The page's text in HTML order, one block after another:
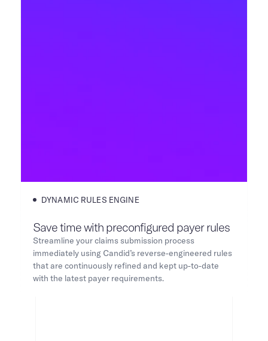
DYNAMIC RULES ENGINE​​​​‌ ‍ ​‍​‍‌‍ ‌ ​‍‌‍‍‌‌‍‌ ‌‍‍‌‌‍ ‍​‍​‍​ ‍‍​‍​‍‌ ​ ‌‍​‌‌‍ ‍‌‍‍‌‌ ‌​‌ ‍‌​‍ ‍‌‍‍‌‌‍ ​‍​‍​‍ ​​‍​‍‌‍‍​‌ ​‍‌‍‌‌‌‍‌‍​‍​‍​ ‍‍​‍​‍‌‍‍​‌ ‌​‌ ‌​‌ ​​​ ‍‍​‍ ​‍ ‌‍ ​‌‍ ‌‍​ ‌‍​‌‌‍ ​‌‍‍​‌‍ ‌ ​ ‌ ‌​​ ‍‍​ ​ ​ ​ ​ ​ ​ ​ ​‍ ‌‍‍‌‌‍ ‍‌ ‌​‌‍‌‌‌‍ ‍‌ ‌​​‍ ‌‍‌‌‌‍‌​‌‍‍‌‌ ‌​​‍ ‌‍ ‌‌‍ ‌‍‌​‌‍‌‌​ ‌‌ ​​‌ ​‍‌‍‌‌‌ ​ ‌‍‌‌‌‍ ‍‌ ‌​‌‍​‌‌ ‌​‌‍‍‌‌‍ ‌‍ ‍​ ‍ ‌‍‍‌‌‍‌​​ ‌​ ​‌​ ‌ ​ ​ ‌‍‌​‌‍‌​​ ​​​ ‌‍​ ‌​​‍ ‌​ ​​​ ​ ​ ​​‌‍​‌​‍ ‌​ ‌​‌‍​‍​ ‌​‌‍​‍​‍ ‌​ ‍‌​ ​‍​ ‍‌​ ‍‌​‍ ‌​ ​​​ ‍​‌‍​ ​ ​​‌‍‌‌​ ‌‍​ ‍‌‌‍‌‍‌‍‌‍​ ‌‌‌‍‌​​ ‌ ​ ‍ ‌ ‌​‌ ‍‌‌ ​​‌‍‌‌​ ‌‌ ​​‌‍​‌‌‍‌ ‌‍‌‌​ ‍ ‌ ​​‌‍​‌‌ ‌​‌‍‍​​ ‌‌‍ ‌‌‍ ‌‍‌​‌ ‌‌‌‍ ​‌‍‌‌‌ ​ ​‍‌‌​ ‌‌‌​​‍‌‌ ‌‍‍ ‌‍‌‌‌ ‍‌​‍‌‌​ ​ ‌​‌​​‍‌‌​ ​ ‌​‌​​‍‌‌​ ​‍​ ​‍​ ‌‍​ ‍​‌‍​‌​ ​‍​ ​‍​ ​​‌‍‌‍​ ‌‌​ ​‌​ ‌‌​ ​ ​ ‌‍​‍‌‌​ ​‍​ ​‍​‍‌‌​ ‌‌‌​‌​​‍ ‍‌‍‌‍‌‍‌‌‌‍​‌‌ ‌​‌ ‌‌‌ ​‍‌‍‌‌‌ ​ ​‍‌‌​ ‌‌‌​​‍‌‌ ‌‍‍ ‌‍‌‌‌ ‍‌​‍‌‌​ ​ ‌​‌​​‍‌‌​ ​ ‌​‌​​‍‌‌​ ​‍​ ​‍​ ‌‌​ ​ ​ ​‌​ ‍​‌‍‌​​ ​​​ ‌‌​ ​ ‌‍‌​‌‍​‌​ ‌​​ ​‌​‍‌‌​ ​‍​ ​‍​‍‌‌​ ‌‌‌​‌​​‍ ‍‌‍‌‌‌ ‍‌‌‍‌‌‌‍​‍‌ ​‍‌‍ ‌ ‌ ​ ‌‍​‍‌‍​‌‌ ​ ‌‍‌‌‌‌‌‌‌ ​‍‌‍ ​​ ‌‌‍‍​‌ ‌​‌ ‌​‌ ​​​‍‌‌​ ​ ‌​​‌​‍‌‌​ ​‍‌​‌‍​‍‌‌​ ​‍‌​‌‍‌‍ ​‌‍ ‌‍​ ‌‍​‌‌‍ ​‌‍‍​‌‍ ‌ ​ ‌ ‌​​‍‌‌​ ​ ‌​​‌​ ​ ​ ​ ​ ​ ​ ​ ​‍‌‍‌‍‍‌‌‍‌​​ ‌​ ​‌​ ‌ ​ ​ ‌‍‌​‌‍‌​​ ​​​ ‌‍​ ‌​​‍ ‌​ ​​​ ​ ​ ​​‌‍​‌​‍ ‌​ ‌​‌‍​‍​ ‌​‌‍​‍​‍ ‌​ ‍‌​ ​‍​ ‍‌​ ‍‌​‍ ‌​ ​​​ ‍​‌‍​ ​ ​​‌‍‌‌​ ‌‍​ ‍‌‌‍‌‍‌‍‌‍​ ‌‌‌‍‌​​ ‌ ​‍‌‍‌ ‌​‌ ‍‌‌ ​​‌‍‌‌​ ‌‌ ​​‌‍​‌‌‍‌ ‌‍‌‌​‍‌‍‌ ​​‌‍​‌‌ ‌​‌‍‍​​ ‌‌‍ ‌‌‍ ‌‍‌​‌ ‌‌‌‍ ​‌‍‌‌‌ ​ ​‍‌‌​ ‌‌‌​​‍‌‌ ‌‍‍ ‌‍‌‌‌ ‍‌​‍‌‌​ ​ ‌​‌​​‍‌‌​ ​ ‌​‌​​‍‌‌​ ​‍​ ​‍​ ‌‍​ ‍​‌‍​‌​ ​‍​ ​‍​ ​​‌‍‌‍​ ‌‌​ ​‌​ ‌‌​ ​ ​ ‌‍​‍‌‌​ ​‍​ ​‍​‍‌‌​ ‌‌‌​‌​​‍ ‍‌‍‌‍‌‍‌‌‌‍​‌‌ ‌​‌ ‌‌‌ ​‍‌‍‌‌‌ ​ ​‍‌‌​ ‌‌‌​​‍‌‌ ‌‍‍ ‌‍‌‌‌ ‍‌​‍‌‌​ ​ ‌​‌​​‍‌‌​ ​ ‌​‌​​‍‌‌​ ​‍​ ​‍​ ‌‌​ ​ ​ ​‌​ ‍​‌‍‌​​ ​​​ ‌‌​ ​ ‌‍‌​‌‍​‌​ ‌​​ ​‌​‍‌‌​ ​‍​ ​‍​‍‌‌​ ‌‌‌​‌​​‍ ‍‌‍‌‌‌ ‍‌‌‍‌‌‌‍​‍‌ ​‍‌‍ ‌ ‌ ​‍‌‍‌ ​​‌‍‌‌‌ ​‍‌ ​ ‌ ​​‌‍‌‌‌‍​ ‌ ‌​‌‍‍‌‌ ‌‍‌‍‌‌​ ‌‌ ​​‌ ‌‌‌‍​‍‌‍ ​‌‍‍‌‌ ​ ‌‍‍​‌‍‌‌‌‍‌​​‍​‍‌ ‌
Save time with preconfigured payer rules​​​​‌ ‍ ​‍​‍‌‍ ‌ ​‍‌‍‍‌‌‍‌ ‌‍‍‌‌‍ ‍​‍​‍​ ‍‍​‍​‍‌ ​ ‌‍​‌‌‍ ‍‌‍‍‌‌ ‌​‌ ‍‌​‍ ‍‌‍‍‌‌‍ ​‍​‍​‍ ​​‍​‍‌‍‍​‌ ​‍‌‍‌‌‌‍‌‍​‍​‍​ ‍‍​‍​‍‌‍‍​‌ ‌​‌ ‌​‌ ​​​ ‍‍​‍ ​‍ ‌‍ ​‌‍ ‌‍​ ‌‍​‌‌‍ ​‌‍‍​‌‍ ‌ ​ ‌ ‌​​ ‍‍​ ​ ​ ​ ​ ​ ​ ​ ​‍ ‌‍‍‌‌‍ ‍‌ ‌​‌‍‌‌‌‍ ‍‌ ‌​​‍ ‌‍‌‌‌‍‌​‌‍‍‌‌ ‌​​‍ ‌‍ ‌‌‍ ‌‍‌​‌‍‌‌​ ‌‌ ​​‌ ​‍‌‍‌‌‌ ​ ‌‍‌‌‌‍ ‍‌ ‌​‌‍​‌‌ ‌​‌‍‍‌‌‍ ‌‍ ‍​ ‍ ‌‍‍‌‌‍‌​​ ‌​ ​‌​ ‌ ​ ​ ‌‍‌​‌‍‌​​ ​​​ ‌‍​ ‌​​‍ ‌​ ​​​ ​ ​ ​​‌‍​‌​‍ ‌​ ‌​‌‍​‍​ ‌​‌‍​‍​‍ ‌​ ‍‌​ ​‍​ ‍‌​ ‍‌​‍ ‌​ ​​​ ‍​‌‍​ ​ ​​‌‍‌‌​ ‌‍​ ‍‌‌‍‌‍‌‍‌‍​ ‌‌‌‍‌​​ ‌ ​ ‍ ‌ ‌​‌ ‍‌‌ ​​‌‍‌‌​ ‌‌ ​​‌‍​‌‌‍‌ ‌‍‌‌​ ‍ ‌ ​​‌‍​‌‌ ‌​‌‍‍​​ ‌‌‍ ‌‌‍ ‌‍‌​‌ ‌‌‌‍ ​‌‍‌‌‌ ​ ​‍‌‌​ ‌‌‌​​‍‌‌ ‌‍‍ ‌‍‌‌‌ ‍‌​‍‌‌​ ​ ‌​‌​​‍‌‌​ ​ ‌​‌​​‍‌‌​ ​‍​ ​‍​ ‌‍​ ‍​‌‍​‌​ ​‍​ ​‍​ ​​‌‍‌‍​ ‌‌​ ​‌​ ‌‌​ ​ ​ ‌‍​‍‌‌​ ​‍​ ​‍​‍‌‌​ ‌‌‌​‌​​‍ ‍‌‍‌‍‌‍‌‌‌‍​‌‌ ‌​‌ ‌‌‌ ​‍‌‍‌‌‌ ​ ​‍‌‌​ ‌‌‌​​‍‌‌ ‌‍‍ ‌‍‌‌‌ ‍‌​‍‌‌​ ​ ‌​‌​​‍‌‌​ ​ ‌​‌​​‍‌‌​ ​‍​ ​‍​ ‌‌​ ​ ​ ​‌​ ‍​‌‍‌​​ ​​​ ‌‌​ ​ ‌‍‌​‌‍​‌​ ‌​​ ​‌​‍‌‌​ ​‍​ ​‍​‍‌‌​ ‌‌‌​‌​​‍ ‍‌ ‌​‌‍‍‌‌ ‌​‌‍ ​‌‍‌‌​ ‌‍​‍‌‍​‌‌ ​ ‌‍‌‌‌‌‌‌‌ ​‍‌‍ ​​ ‌‌‍‍​‌ ‌​‌ ‌​‌ ​​​‍‌‌​ ​ ‌​​‌​‍‌‌​ ​‍‌​‌‍​‍‌‌​ ​‍‌​‌‍‌‍ ​‌‍ ‌‍​ ‌‍​‌‌‍ ​‌‍‍​‌‍ ‌ ​ ‌ ‌​​‍‌‌​ ​ ‌​​‌​ ​ ​ ​ ​ ​ ​ ​ ​‍‌‍‌‍‍‌‌‍‌​​ ‌​ ​‌​ ‌ ​ ​ ‌‍‌​‌‍‌​​ ​​​ ‌‍​ ‌​​‍ ‌​ ​​​ ​ ​ ​​‌‍​‌​‍ ‌​ ‌​‌‍​‍​ ‌​‌‍​‍​‍ ‌​ ‍‌​ ​‍​ ‍‌​ ‍‌​‍ ‌​ ​​​ ‍​‌‍​ ​ ​​‌‍‌‌​ ‌‍​ ‍‌‌‍‌‍‌‍‌‍​ ‌‌‌‍‌​​ ‌ ​‍‌‍‌ ‌​‌ ‍‌‌ ​​‌‍‌‌​ ‌‌ ​​‌‍​‌‌‍‌ ‌‍‌‌​‍‌‍‌ ​​‌‍​‌‌ ‌​‌‍‍​​ ‌‌‍ ‌‌‍ ‌‍‌​‌ ‌‌‌‍ ​‌‍‌‌‌ ​ ​‍‌‌​ ‌‌‌​​‍‌‌ ‌‍‍ ‌‍‌‌‌ ‍‌​‍‌‌​ ​ ‌​‌​​‍‌‌​ ​ ‌​‌​​‍‌‌​ ​‍​ ​‍​ ‌‍​ ‍​‌‍​‌​ ​‍​ ​‍​ ​​‌‍‌‍​ ‌‌​ ​‌​ ‌‌​ ​ ​ ‌‍​‍‌‌​ ​‍​ ​‍​‍‌‌​ ‌‌‌​‌​​‍ ‍‌‍‌‍‌‍‌‌‌‍​‌‌ ‌​‌ ‌‌‌ ​‍‌‍‌‌‌ ​ ​‍‌‌​ ‌‌‌​​‍‌‌ ‌‍‍ ‌‍‌‌‌ ‍‌​‍‌‌​ ​ ‌​‌​​‍‌‌​ ​ ‌​‌​​‍‌‌​ ​‍​ ​‍​ ‌‌​ ​ ​ ​‌​ ‍​‌‍‌​​ ​​​ ‌‌​ ​ ‌‍‌​‌‍​‌​ ‌​​ ​‌​‍‌‌​ ​‍​ ​‍​‍‌‌​ ‌‌‌​‌​​‍ ‍‌ ‌​‌‍‍‌‌ ‌​‌‍ ​‌‍‌‌​‍‌‍‌ ​​‌‍‌‌‌ ​‍‌ ​ ‌ ​​‌‍‌‌‌‍​ ‌ ‌​‌‍‍‌‌ ‌‍‌‍‌‌​ ‌‌ ​​‌ ‌‌‌‍​‍‌‍ ​‌‍‍‌‌ ​ ‌‍‍​‌‍‌‌‌‍‌​​‍​‍‌ ‌
Streamline your claims submission process
immediately using Candid’s reverse-engineered rules
that are continuously refined and kept up-to-date
with the latest payer requirements. ​​​​‌ ‍ ​‍​‍‌‍ ‌ ​‍‌‍‍‌‌‍‌ ‌‍‍‌‌‍ ‍​‍​‍​ ‍‍​‍​‍‌ ​ ‌‍​‌‌‍ ‍‌‍‍‌‌ ‌​‌ ‍‌​‍ ‍‌‍‍‌‌‍ ​‍​‍​‍ ​​‍​‍‌‍‍​‌ ​‍‌‍‌‌‌‍‌‍​‍​‍​ ‍‍​‍​‍‌‍‍​‌ ‌​‌ ‌​‌ ​​​ ‍‍​‍ ​‍ ‌‍ ​‌‍ ‌‍​ ‌‍​‌‌‍ ​‌‍‍​‌‍ ‌ ​ ‌ ‌​​ ‍‍​ ​ ​ ​ ​ ​ ​ ​ ​‍ ‌‍‍‌‌‍ ‍‌ ‌​‌‍‌‌‌‍ ‍‌ ‌​​‍ ‌‍‌‌‌‍‌​‌‍‍‌‌ ‌​​‍ ‌‍ ‌‌‍ ‌‍‌​‌‍‌‌​ ‌‌ ​​‌ ​‍‌‍‌‌‌ ​ ‌‍‌‌‌‍ ‍‌ ‌​‌‍​‌‌ ‌​‌‍‍‌‌‍ ‌‍ ‍​ ‍ ‌‍‍‌‌‍‌​​ ‌​ ​‌​ ‌ ​ ​ ‌‍‌​‌‍‌​​ ​​​ ‌‍​ ‌​​‍ ‌​ ​​​ ​ ​ ​​‌‍​‌​‍ ‌​ ‌​‌‍​‍​ ‌​‌‍​‍​‍ ‌​ ‍‌​ ​‍​ ‍‌​ ‍‌​‍ ‌​ ​​​ ‍​‌‍​ ​ ​​‌‍‌‌​ ‌‍​ ‍‌‌‍‌‍‌‍‌‍​ ‌‌‌‍‌​​ ‌ ​ ‍ ‌ ‌​‌ ‍‌‌ ​​‌‍‌‌​ ‌‌ ​​‌‍​‌‌‍‌ ‌‍‌‌​ ‍ ‌ ​​‌‍​‌‌ ‌​‌‍‍​​ ‌‌‍ ‌‌‍ ‌‍‌​‌ ‌‌‌‍ ​‌‍‌‌‌ ​ ​‍‌‌​ ‌‌‌​​‍‌‌ ‌‍‍ ‌‍‌‌‌ ‍‌​‍‌‌​ ​ ‌​‌​​‍‌‌​ ​ ‌​‌​​‍‌‌​ ​‍​ ​‍​ ‌‍​ ‍​‌‍​‌​ ​‍​ ​‍​ ​​‌‍‌‍​ ‌‌​ ​‌​ ‌‌​ ​ ​ ‌‍​‍‌‌​ ​‍​ ​‍​‍‌‌​ ‌‌‌​‌​​‍ ‍‌‍‌‍‌‍‌‌‌‍​‌‌ ‌​‌ ‌‌‌ ​‍‌‍‌‌‌ ​ ​‍‌‌​ ‌‌‌​​‍‌‌ ‌‍‍ ‌‍‌‌‌ ‍‌​‍‌‌​ ​ ‌​‌​​‍‌‌​ ​ ‌​‌​​‍‌‌​ ​‍​ ​‍​ ‌‌​ ​ ​ ​‌​ ‍​‌‍‌​​ ​​​ ‌‌​ ​ ‌‍‌​‌‍​‌​ ‌​​ ​‌​‍‌‌​ ​‍​ ​‍​‍‌‌​ ‌‌‌​‌​​‍ ‍‌‍‌​‌‍‌‌‌ ​ ‌‍​ ‌ ​‍‌‍‍‌‌ ​​‌ ‌​‌‍‍‌‌‍ ‌‍ ‍​ ‌‍​‍‌‍​‌‌ ​ ‌‍‌‌‌‌‌‌‌ ​‍‌‍ ​​ ‌‌‍‍​‌ ‌​‌ ‌​‌ ​​​‍‌‌​ ​ ‌​​‌​‍‌‌​ ​‍‌​‌‍​‍‌‌​ ​‍‌​‌‍‌‍ ​‌‍ ‌‍​ ‌‍​‌‌‍ ​‌‍‍​‌‍ ‌ ​ ‌ ‌​​‍‌‌​ ​ ‌​​‌​ ​ ​ ​ ​ ​ ​ ​ ​‍‌‍‌‍‍‌‌‍‌​​ ‌​ ​‌​ ‌ ​ ​ ‌‍‌​‌‍‌​​ ​​​ ‌‍​ ‌​​‍ ‌​ ​​​ ​ ​ ​​‌‍​‌​‍ ‌​ ‌​‌‍​‍​ ‌​‌‍​‍​‍ ‌​ ‍‌​ ​‍​ ‍‌​ ‍‌​‍ ‌​ ​​​ ‍​‌‍​ ​ ​​‌‍‌‌​ ‌‍​ ‍‌‌‍‌‍‌‍‌‍​ ‌‌‌‍‌​​ ‌ ​‍‌‍‌ ‌​‌ ‍‌‌ ​​‌‍‌‌​ ‌‌ ​​‌‍​‌‌‍‌ ‌‍‌‌​‍‌‍‌ ​​‌‍​‌‌ ‌​‌‍‍​​ ‌‌‍ ‌‌‍ ‌‍‌​‌ ‌‌‌‍ ​‌‍‌‌‌ ​ ​‍‌‌​ ‌‌‌​​‍‌‌ ‌‍‍ ‌‍‌‌‌ ‍‌​‍‌‌​ ​ ‌​‌​​‍‌‌​ ​ ‌​‌​​‍‌‌​ ​‍​ ​‍​ ‌‍​ ‍​‌‍​‌​ ​‍​ ​‍​ ​​‌‍‌‍​ ‌‌​ ​‌​ ‌‌​ ​ ​ ‌‍​‍‌‌​ ​‍​ ​‍​‍‌‌​ ‌‌‌​‌​​‍ ‍‌‍‌‍‌‍‌‌‌‍​‌‌ ‌​‌ ‌‌‌ ​‍‌‍‌‌‌ ​ ​‍‌‌​ ‌‌‌​​‍‌‌ ‌‍‍ ‌‍‌‌‌ ‍‌​‍‌‌​ ​ ‌​‌​​‍‌‌​ ​ ‌​‌​​‍‌‌​ ​‍​ ​‍​ ‌‌​ ​ ​ ​‌​ ‍​‌‍‌​​ ​​​ ‌‌​ ​ ‌‍‌​‌‍​‌​ ‌​​ ​‌​‍‌‌​ ​‍​ ​‍​‍‌‌​ ‌‌‌​‌​​‍ ‍‌‍‌​‌‍‌‌‌ ​ ‌‍​ ‌ ​‍‌‍‍‌‌ ​​‌ ‌​‌‍‍‌‌‍ ‌‍ ‍​‍‌‍‌ ​​‌‍‌‌‌ ​‍‌ ​ ‌ ​​‌‍‌‌‌‍​ ‌ ‌​‌‍‍‌‌ ‌‍‌‍‌‌​ ‌‌ ​​‌ ‌‌‌‍​‍‌‍ ​‌‍‍‌‌ ​ ‌‍‍​‌‍‌‌‌‍‌​​‍​‍‌ ‌